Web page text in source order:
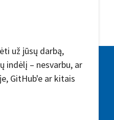
už jūsų darbą,
indėlį – nesvarbu, ar
GitHub'e ar kitais